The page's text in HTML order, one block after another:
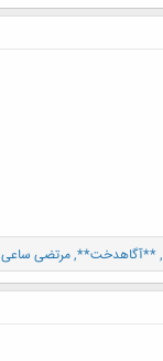
,**آگاهدخت**,مرتضی ساعی